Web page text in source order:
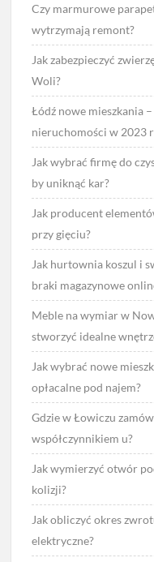
Czy marmurowe
wytrzymają remont?
Jak zabezpieczyć
Woli?
Łódź nowe mieszkania
nieruchomości w 2023
Jak wybrać firmę do
by uniknąć kar?
Jak producent
przy gięciu?
Jak hurtownia koszul i
braki magazynowe
Meble na wymiar w
stworzyć idealne
Jak wybrać nowe
opłacalne pod najem?
Gdzie w Łowiczu
współczynnikiem u?
Jak wymierzyć otwór
kolizji?
Jak obliczyć okres
elektryczne?